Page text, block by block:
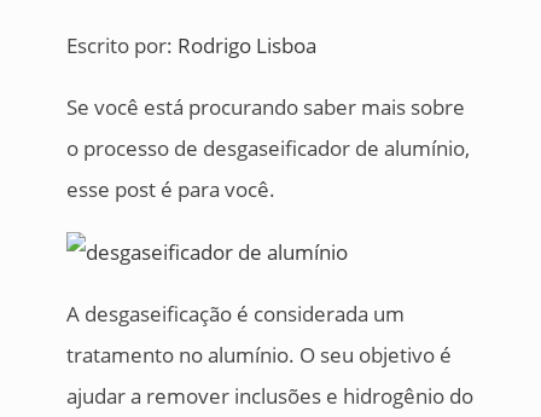
Escrito por: Rodrigo Lisboa
Se você está procurando saber mais sobre
o processo de desgaseificador de alumínio,
esse post é para você.
A desgaseificação é considerada um
tratamento no alumínio. O seu objetivo é
ajudar a remover inclusões e hidrogênio do